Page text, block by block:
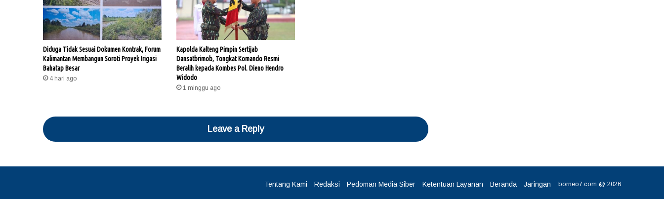
Diduga Tidak Sesuai Dokumen Kontrak, Forum
Kalimantan Membangun Soroti Proyek Irigasi
Bahatap Besar
4 hari ago
Kapolda Kalteng Pimpin Sertijab
Dansatbrimob, Tongkat Komando Resmi
Beralih kepada Kombes Pol. Dieno Hendro
Widodo
1 minggu ago
Leave a Reply
borneo7.com @ 2026
Tentang Kami Redaksi Pedoman Media Siber Ketentuan Layanan Beranda Jaringan